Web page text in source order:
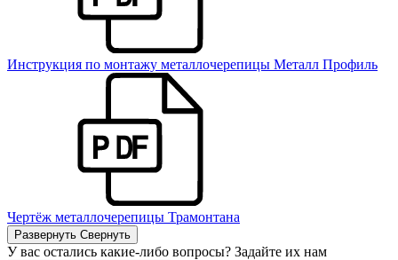
Инструкция по монтажу металлочерепицы Металл Профиль
Чертёж металлочерепицы Трамонтана
Развернуть Свернуть
У вас остались какие-либо вопросы? Задайте их нам